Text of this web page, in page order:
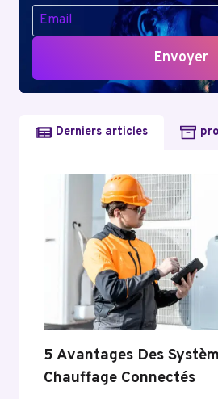
:
MINI-
FIABLE
OU
?
Envoyer
Derniers articles
5 Avantages Des
Chauffage Connectés